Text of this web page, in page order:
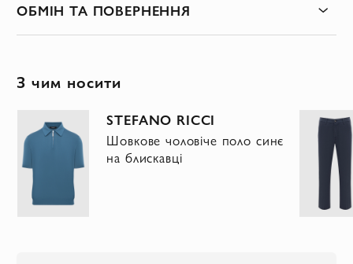
ОБМІН ТА ПОВЕРНЕННЯ
З чим носити
STEFANO RICCI
Шовкове чоловіче поло синє
на блискавці